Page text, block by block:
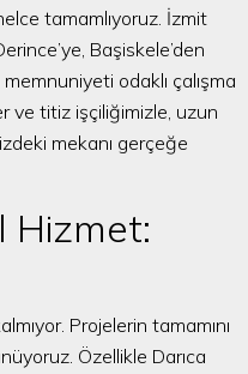
tamamlıyoruz. İzmit
Başiskele’den
odaklı çalışma
ve titiz işçiliğimizle, uzun
mekanı gerçeğe
Hizmet:
Projelerin tamamını
Özellikle Darıca